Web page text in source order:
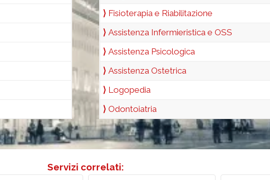
⟩ Fisioterapia e Riabilitazione
⟩ Assistenza Infermieristica e OSS
⟩ Assistenza Psicologica
⟩ Assistenza Ostetrica
⟩ Logopedia
⟩ Odontoiatria
Servizi correlati: